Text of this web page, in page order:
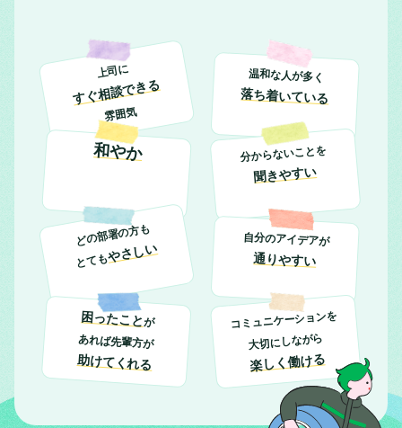
上司に
すぐ相談できる
雰囲気
温和な人が多く
落ち着いている
和やか 分からないことを
聞きやすい
どの部署の方も
とてもやさしい
自分のアイデアが
通りやすい
困ったこと が
あれば先輩方が
助けてくれる
コミュニケーションを
大切にしながら
楽しく働ける